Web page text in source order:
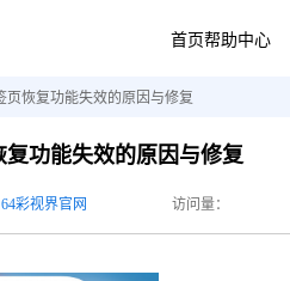
首页帮助中心
页恢复功能失效的原因与修复
复功能失效的原因与修复
64彩视界官网 访问量：